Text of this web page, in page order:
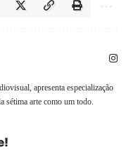
apresenta especialização
sétima arte como um todo.